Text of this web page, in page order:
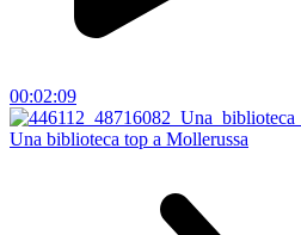
00:02:09
Una biblioteca top a Mollerussa